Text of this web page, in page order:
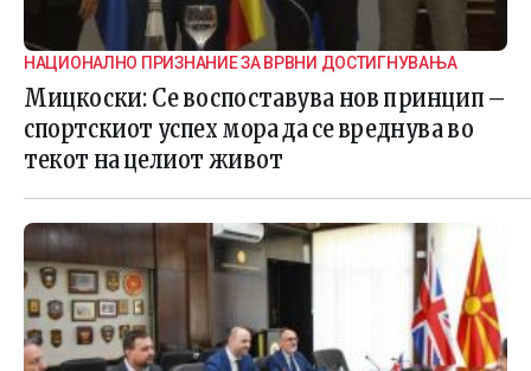
НАЦИОНАЛНО ПРИЗНАНИЕ ЗА ВРВНИ ДОСТИГНУВАЊА
Мицкоски: Се воспоставува нов принцип –
спортскиот успех мора да се вреднува во
текот на целиот живот